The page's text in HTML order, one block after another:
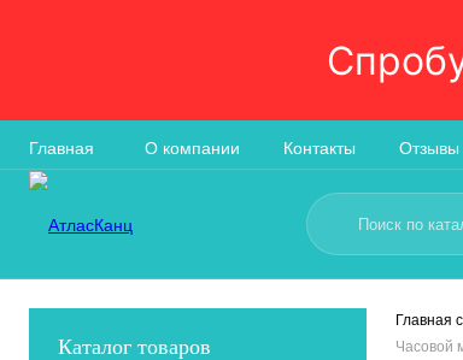
Главная О компании Контакты Отзывы
Каталог товаров
Главная
Часовой